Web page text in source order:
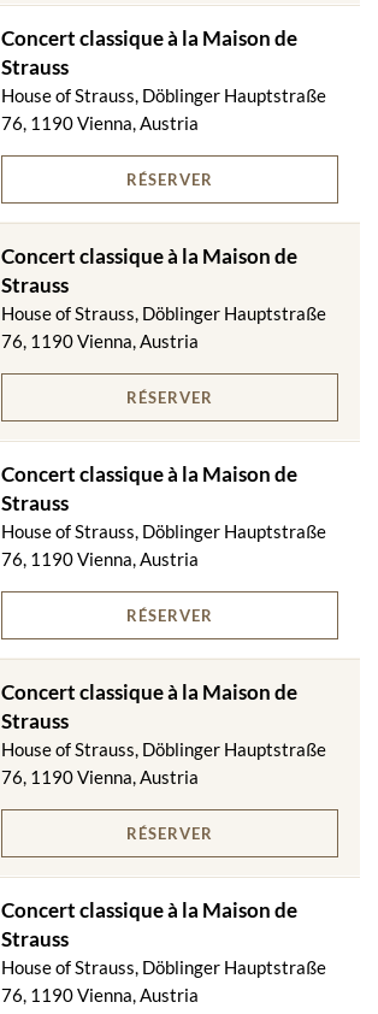
Concert classique à la Maison de
Strauss
House of Strauss, Döblinger Hauptstraße
76, 1190 Vienna, Austria
RÉSERVER
Concert classique à la Maison de
Strauss
House of Strauss, Döblinger Hauptstraße
76, 1190 Vienna, Austria
RÉSERVER
Concert classique à la Maison de
Strauss
House of Strauss, Döblinger Hauptstraße
76, 1190 Vienna, Austria
RÉSERVER
Concert classique à la Maison de
Strauss
House of Strauss, Döblinger Hauptstraße
76, 1190 Vienna, Austria
RÉSERVER
Concert classique à la Maison de
Strauss
House of Strauss, Döblinger Hauptstraße
76, 1190 Vienna, Austria